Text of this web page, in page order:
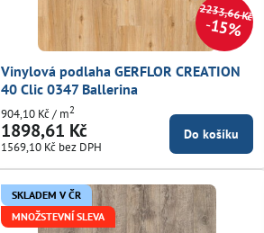
2233,66 Kč
15%
Vinylová podlaha GERFLOR CREATION
40 Clic 0347 Ballerina
1898,61 Kč
1569,10 Kč bez DPH
904,10 Kč/ m2
Do košíku
SKLADEM V ČR
MNOŽSTEVNÍ SLEVA